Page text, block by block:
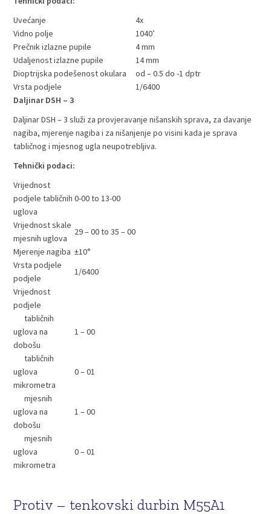
Uvećanje
4x
Vidno polje
1040’
Prečnik izlazne pupile
4 mm
Udaljenost izlazne pupile
14 mm
Dioptrijska podešenost okulara
od – 0.5 do -1 dptr
Vrsta podjele
1/6400
Daljinar DSH – 3
Daljinar DSH – 3 služi za provjeravanje nišanskih sprava, za davanje
nagiba, mjerenje nagiba i za nišanjenje po visini kada je sprava
tabličnog i mjesnog ugla neupotrebljiva.
Tehnički podaci:
Vrijednost
podjele tabličnih
uglova
0-00 to 13-00
Vrijednost skale
mjesnih uglova
29 – 00 to 35 – 00
Mjerenje nagiba ±10°
Vrsta podjele
podjele
1/6400
Vrijednost
podjele
tabličnih
uglova na
dobošu
1 – 00
tabličnih
uglova
mikrometra
0 – 01
mjesnih
uglova na
dobošu
1 – 00
mjesnih
uglova
mikrometra
0 – 01
Protiv – tenkovski durbin M55A1